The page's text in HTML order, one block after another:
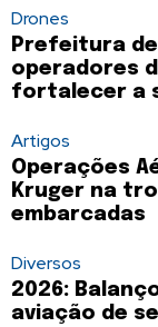
Drones
Prefeitura
operadores
fortalecer a
Artigos
Operações
Kruger na
embarcadas
Diversos
2026:
aviação de